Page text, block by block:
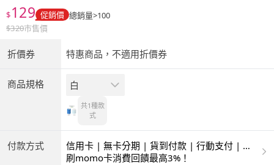
$129 促銷價 總銷量>100
$320市售價
折價券 特惠商品，不適用折價券
商品規格 白
共1種款
式
付款方式
信用卡 | 無卡分期 | 貨到付款 | 行動支付 | 超
商付款 | ATM | 銀聯卡
刷momo卡消費回饋最高3%！